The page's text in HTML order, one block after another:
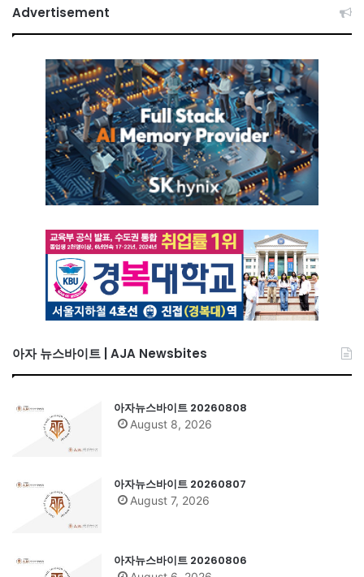
Advertisement
아자 뉴스바이트 | AJA Newsbites
아자뉴스바이트 20260808
August 8, 2026
아자뉴스바이트 20260807
August 7, 2026
아자뉴스바이트 20260806